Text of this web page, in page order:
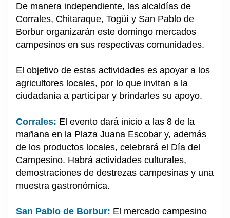
De manera independiente, las alcaldías de
Corrales, Chitaraque, Togüí y San Pablo de
Borbur organizarán este domingo mercados
campesinos en sus respectivas comunidades.
El objetivo de estas actividades es apoyar a los
agricultores locales, por lo que invitan a la
ciudadanía a participar y brindarles su apoyo.
Corrales: El evento dará inicio a las 8 de la
mañana en la Plaza Juana Escobar y, además
de los productos locales, celebrará el Día del
Campesino. Habrá actividades culturales,
demostraciones de destrezas campesinas y una
muestra gastronómica.
San Pablo de Borbur: El mercado campesino